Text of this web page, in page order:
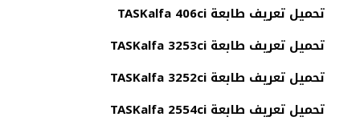
تحميل تعريف طابعة TASKalfa 406ci
تحميل تعريف طابعة TASKalfa 3253ci
تحميل تعريف طابعة TASKalfa 3252ci
تحميل تعريف طابعة TASKalfa 2554ci